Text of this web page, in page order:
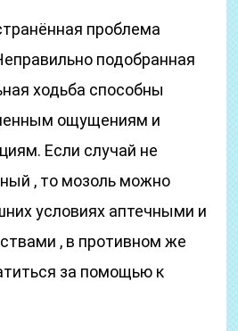
проблема
подобранная
ходьба способны
ощущениям и
Если случай не
, то мозоль можно
условиях аптечными и
, в противном же
за помощью к